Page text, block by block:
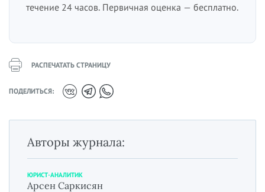
течение 24 часов. Первичная оценка — бесплатно.
РАСПЕЧАТАТЬ СТРАНИЦУ
ПОДЕЛИТЬСЯ:
Авторы журнала:
ЮРИСТ-АНАЛИТИК
Арсен Саркисян